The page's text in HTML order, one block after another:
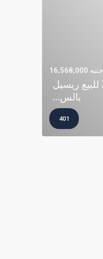
جنيه 16,568,000
فيلا استاند الون تايب Z للبيع ريسيل
بالس...
401